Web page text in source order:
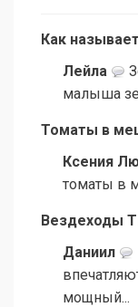
Как
Лейла
малыша
Томаты в
Ксения
томаты в
Вездеходы
Даниил
мощный...